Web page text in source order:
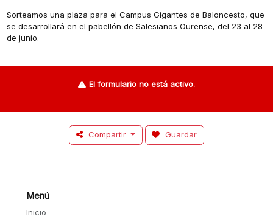
Sorteamos una plaza para el Campus Gigantes de Baloncesto, que
se desarrollará en el pabellón de Salesianos Ourense, del 23 al 28
de junio.
El formulario no está activo.
Compartir Guardar
Menú
Inicio